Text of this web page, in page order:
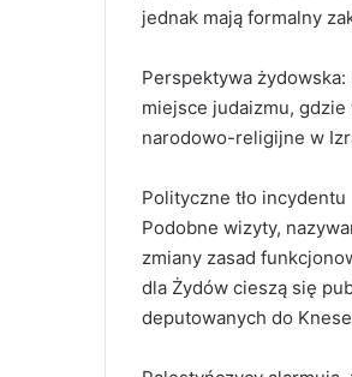
jednak mają formalny
Perspektywa
miejsce judaizmu,
narodowo-religijne w
Polityczne tło incydentu
Podobne wizyty,
zmiany zasad
dla Żydów cieszą się
deputowanych do